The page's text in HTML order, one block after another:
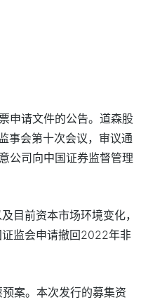
申请文件的公告。道森股
事会第十次会议，审议通
公司向中国证券监督管理
目前资本市场环境变化，
监会申请撤回2022年非
案。本次发行的募集资